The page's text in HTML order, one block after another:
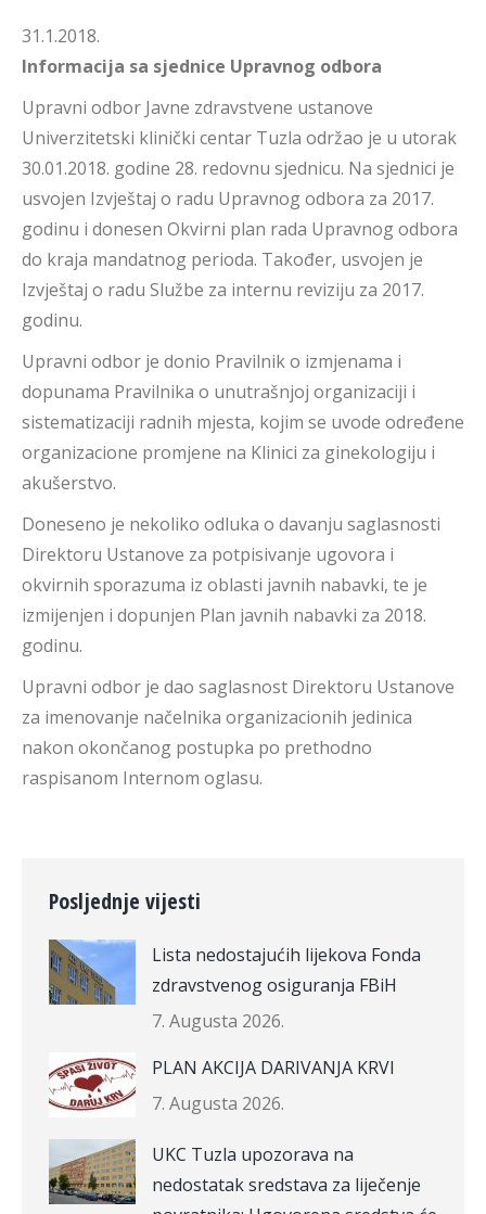
31.1.2018.
Informacija sa sjednice Upravnog odbora
Upravni odbor Javne zdravstvene ustanove
Univerzitetski klinički centar Tuzla održao je u utorak
30.01.2018. godine 28. redovnu sjednicu. Na sjednici je
usvojen Izvještaj o radu Upravnog odbora za 2017.
godinu i donesen Okvirni plan rada Upravnog odbora
do kraja mandatnog perioda. Također, usvojen je
Izvještaj o radu Službe za internu reviziju za 2017.
godinu.
Upravni odbor je donio Pravilnik o izmjenama i
dopunama Pravilnika o unutrašnjoj organizaciji i
sistematizaciji radnih mjesta, kojim se uvode određene
organizacione promjene na Klinici za ginekologiju i
akušerstvo.
Doneseno je nekoliko odluka o davanju saglasnosti
Direktoru Ustanove za potpisivanje ugovora i
okvirnih sporazuma iz oblasti javnih nabavki, te je
izmijenjen i dopunjen Plan javnih nabavki za 2018.
godinu.
Upravni odbor je dao saglasnost Direktoru Ustanove
za imenovanje načelnika organizacionih jedinica
nakon okončanog postupka po prethodno
raspisanom Internom oglasu.
Posljednje vijesti
Lista nedostajućih lijekova Fonda
zdravstvenog osiguranja FBiH
7. Augusta 2026.
PLAN AKCIJA DARIVANJA KRVI
7. Augusta 2026.
UKC Tuzla upozorava na
nedostatak sredstava za liječenje